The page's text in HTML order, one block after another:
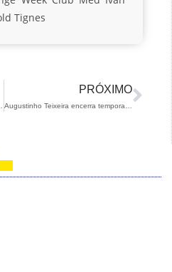
Tignes
ótimos resultados
PRÓXIMO
Augustinho Teixeira encerra temporada boreal com medalhas e posições históricas